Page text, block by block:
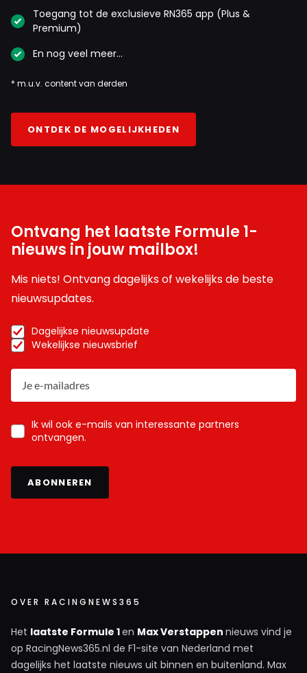
Toegang tot de exclusieve RN365 app (Plus &
Premium)
En nog veel meer…
* m.u.v. content van derden
ONTDEK DE MOGELIJKHEDEN
Ontvang het laatste Formule 1-
nieuws in jouw mailbox!
Mis niets! Ontvang dagelijks of wekelijks de beste
nieuwsupdates.
Dagelijkse nieuwsupdate
Wekelijkse nieuwsbrief
Ik wil ook e-mails van interessante partners
ontvangen.
ABONNEREN
OVER RACINGNEWS365
Het laatste Formule 1en Max Verstappen nieuws vind je
op RacingNews365.nl de F1-site van Nederland met
dagelijks het laatste nieuws uit binnen en buitenland. Max